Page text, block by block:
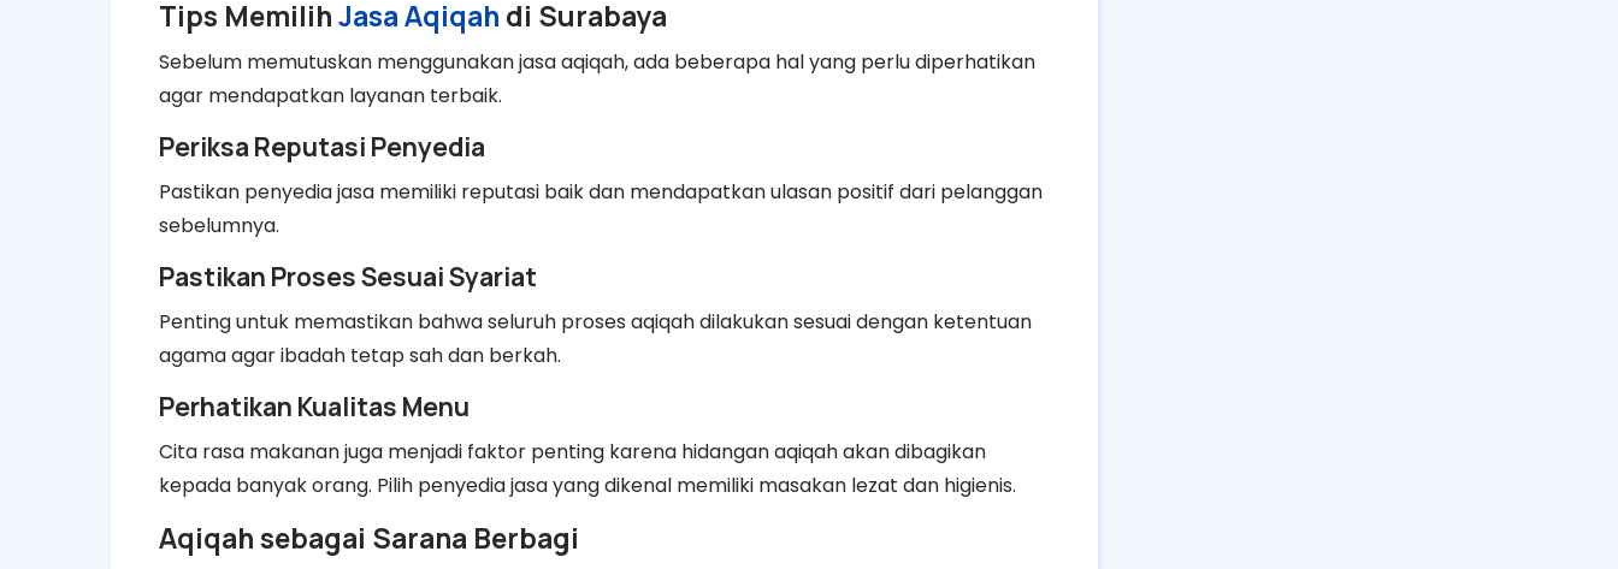
Tips MemilihJasa Aqiqah di Surabaya
Sebelum memutuskan menggunakan jasa aqiqah, ada beberapa hal yang perlu diperhatikan
agar mendapatkan layanan terbaik.
Periksa Reputasi Penyedia
Pastikan penyedia jasa memiliki reputasi baik dan mendapatkan ulasan positif dari pelanggan
sebelumnya.
Pastikan Proses Sesuai Syariat
Penting untuk memastikan bahwa seluruh proses aqiqah dilakukan sesuai dengan ketentuan
agama agar ibadah tetap sah dan berkah.
Perhatikan Kualitas Menu
Cita rasa makanan juga menjadi faktor penting karena hidangan aqiqah akan dibagikan
kepada banyak orang. Pilih penyedia jasa yang dikenal memiliki masakan lezat dan higienis.
Aqiqah sebagai Sarana Berbagi